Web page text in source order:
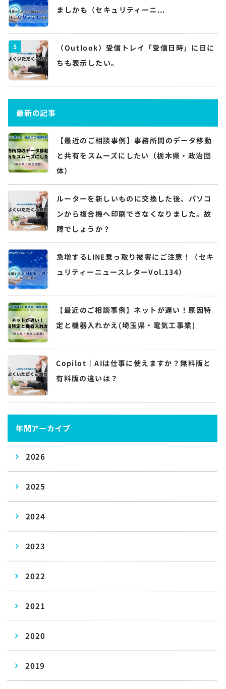
ましかも（セキュリティーニ...
5 （Outlook）受信トレイ「受信日時」に日に
ちも表示したい。
最新の記事
【最近のご相談事例】事務所間のデータ移動
と共有をスムーズにしたい（栃木県・政治団
体）
ルーターを新しいものに交換した後、パソコ
ンから複合機へ印刷できなくなりました。故
障でしょうか？
急増するLINE乗っ取り被害にご注意！（セキ
ュリティーニュースレターVol.134）
【最近のご相談事例】ネットが遅い！原因特
定と機器入れかえ(埼玉県・電気工事業)
Copilot｜AIは仕事に使えますか？無料版と
有料版の違いは？
年間アーカイブ
2026
2025
2024
2023
2022
2021
2020
2019